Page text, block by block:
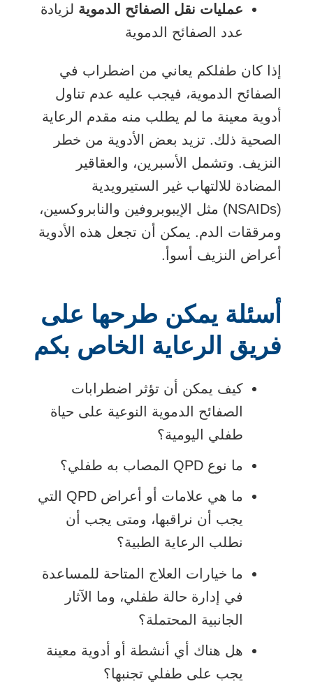
عمليات نقل الصفائح الدموية لزيادة
عدد الصفائح الدموية
إذا كان طفلكم يعاني من اضطراب في
الصفائح الدموية، فيجب عليه عدم تناول
أدوية معينة ما لم يطلب منه مقدم الرعاية
الصحية ذلك. تزيد بعض الأدوية من خطر
النزيف. وتشمل الأسبرين، والعقاقير
المضادة للالتهاب غير الستيرويدية
(NSAIDs) مثل الإيبوبروفين والنابروكسين،
ومرققات الدم. يمكن أن تجعل هذه الأدوية
أعراض النزيف أسوأ.
أسئلة يمكن طرحها على
فريق الرعاية الخاص بكم
كيف يمكن أن تؤثر اضطرابات
الصفائح الدموية النوعية على حياة
طفلي اليومية؟
ما نوع QPD المصاب به طفلي؟
ما هي علامات أو أعراض QPD التي
يجب أن نراقبها، ومتى يجب أن
نطلب الرعاية الطبية؟
ما خيارات العلاج المتاحة للمساعدة
في إدارة حالة طفلي، وما الآثار
الجانبية المحتملة؟
هل هناك أي أنشطة أو أدوية معينة
يجب على طفلي تجنبها؟